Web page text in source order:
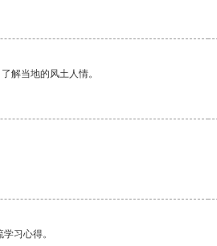
解当地的风土人情。
习心得。